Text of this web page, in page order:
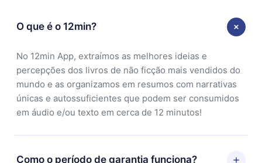
O que é o 12min?
No 12min App, extraímos as melhores ideias e
percepções dos livros de não ficção mais vendidos do
mundo e as organizamos em resumos com narrativas
únicas e autossuficientes que podem ser consumidos
em áudio e/ou texto em cerca de 12 minutos!
Como o período de garantia funciona?